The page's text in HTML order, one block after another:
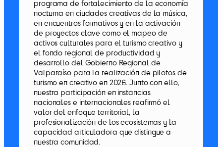
programa de fortalecimiento de la economía
nocturna en ciudades creativas de la música,
en encuentros formativos y en la activación
de proyectos clave como el mapeo de
activos culturales para el turismo creativo y
el fondo regional de productividad y
desarrollo del Gobierno Regional de
Valparaíso para la realización de pilotos de
turismo en creativo en 2026. Junto con ello,
nuestra participación en instancias
nacionales e internacionales reafirmó el
valor del enfoque territorial, la
profesionalización de los ecosistemas y la
capacidad articuladora que distingue a
nuestra comunidad.